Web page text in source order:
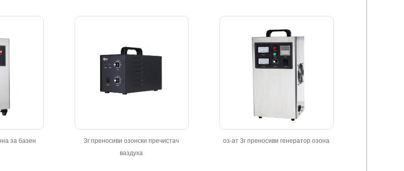
за базен
3г преносиви озонски пречистач
ваздуха
оз-ат 3г преносиви генератор озона